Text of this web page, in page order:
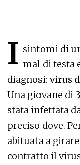
I sintomi di
mal di testa
diagnosi: virus
Una giovane di
stata infettata
preciso dove.
abituata a
contratto il